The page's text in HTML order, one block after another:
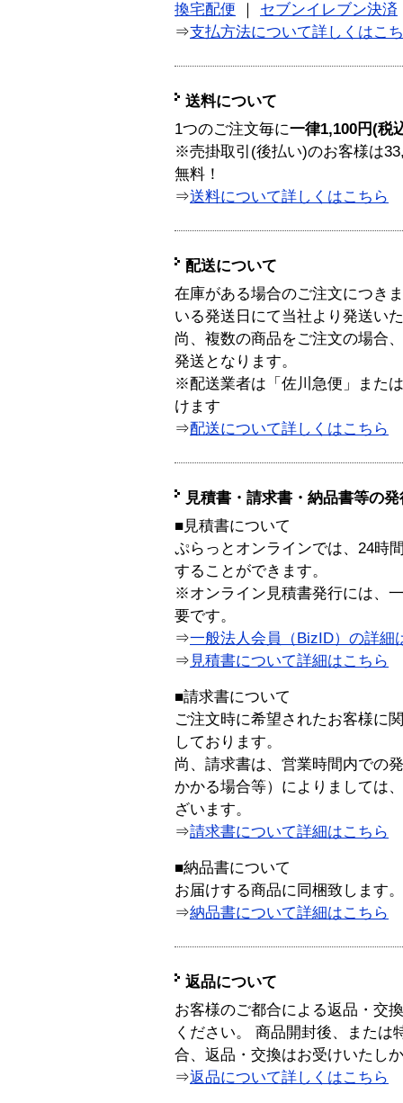
換宅配便
セブンイレブン決済
⇒支払方法について詳しくはこ
送料について
1つのご注文毎に一律1,100円(税
※売掛取引(後払い)のお客様は
無料！
⇒送料について詳しくはこちら
配送について
在庫がある場合のご注文につき
いる発送日にて当社より発送い
尚、複数の商品をご注文の場合
発送となります。
※配送業者は「佐川急便」また
けます
⇒配送について詳しくはこちら
見積書・請求書・納品書等の
■見積書について
ぷらっとオンラインでは、24時
することができます。
※オンライン見積書発行には、
要です。
⇒一般法人会員（BizID）の詳細
⇒ 見積書について詳細はこちら
■請求書について
ご注文時に希望されたお客様に
しております。
尚、請求書は、営業時間内での
かかる場合等）によりましては
ざいます。
⇒請求書について詳細はこちら
■納品書について
お届けする商品に同梱致します。
⇒納品書について詳細はこちら
返品について
お客様のご都合による返品・交
ください。 商品開封後、または
合、返品・交換はお受けいたし
⇒返品について詳しくはこちら